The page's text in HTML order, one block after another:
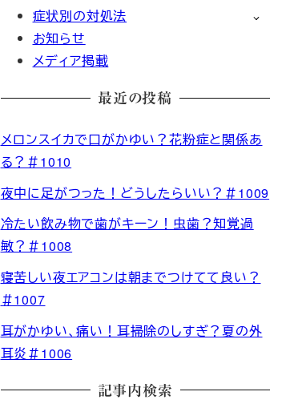
症状別の対処法
お知らせ
メディア掲載
最近の投稿
メロンスイカで口がかゆい？花粉症と関係あ
る？＃1010
夜中に足がつった！どうしたらいい？＃1009
冷たい飲み物で歯がキーン！虫歯？知覚過
敏？＃1008
寝苦しい夜エアコンは朝までつけてて良い？
＃1007
耳がかゆい、痛い！耳掃除のしすぎ？夏の外
耳炎＃1006
記事内検索